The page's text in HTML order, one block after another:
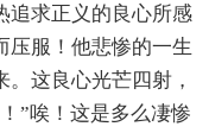
追求正义的良心所感
压服！他悲惨的一生
这良心光芒四射，
”唉！这是多么凄惨